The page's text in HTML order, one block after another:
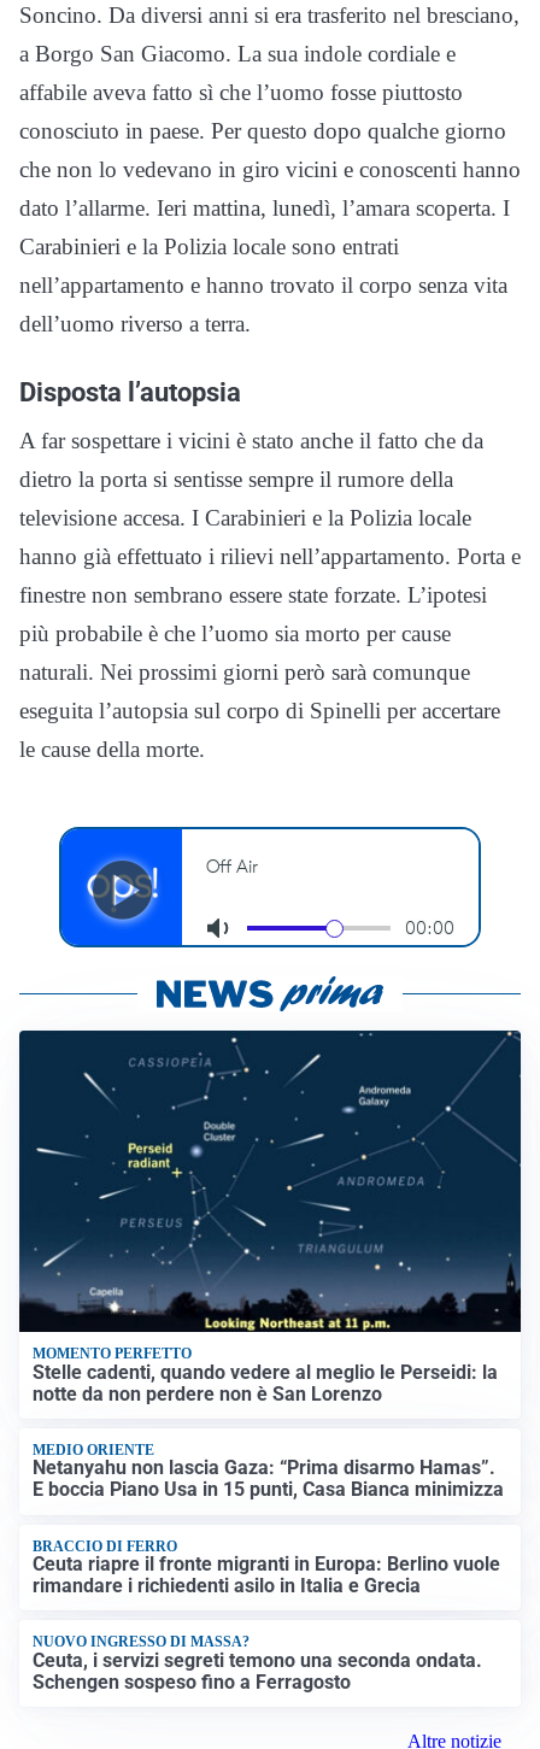
Soncino. Da diversi anni si era trasferito nel bresciano,
a Borgo San Giacomo. La sua indole cordiale e
affabile aveva fatto sì che l’uomo fosse piuttosto
conosciuto in paese. Per questo dopo qualche giorno
che non lo vedevano in giro vicini e conoscenti hanno
dato l’allarme. Ieri mattina, lunedì, l’amara scoperta. I
Carabinieri e la Polizia locale sono entrati
nell’appartamento e hanno trovato il corpo senza vita
dell’uomo riverso a terra.
Disposta l’autopsia
A far sospettare i vicini è stato anche il fatto che da
dietro la porta si sentisse sempre il rumore della
televisione accesa. I Carabinieri e la Polizia locale
hanno già effettuato i rilievi nell’appartamento. Porta e
finestre non sembrano essere state forzate. L’ipotesi
più probabile è che l’uomo sia morto per cause
naturali. Nei prossimi giorni però sarà comunque
eseguita l’autopsia sul corpo di Spinelli per accertare
le cause della morte.
MOMENTO PERFETTO
Stelle cadenti, quando vedere al meglio le Perseidi: la
notte da non perdere non è San Lorenzo
MEDIO ORIENTE
Netanyahu non lascia Gaza: “Prima disarmo Hamas”.
E boccia Piano Usa in 15 punti, Casa Bianca minimizza
BRACCIO DI FERRO
Ceuta riapre il fronte migranti in Europa: Berlino vuole
rimandare i richiedenti asilo in Italia e Grecia
NUOVO INGRESSO DI MASSA?
Ceuta, i servizi segreti temono una seconda ondata.
Schengen sospeso fino a Ferragosto
Altre notizie